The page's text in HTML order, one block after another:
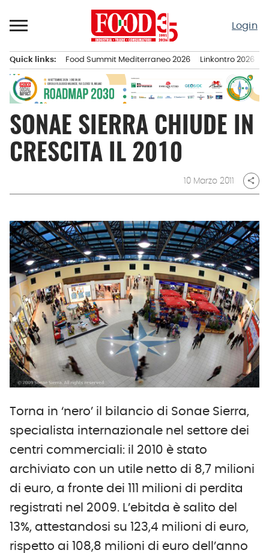
al
Login
principale
Quick links: Food Summit Mediterraneo 2026 Linkontro 2026
SONAE SIERRA CHIUDE IN
CRESCITA IL 2010
10 Marzo 2011 share
Torna in ‘nero’ il bilancio di Sonae Sierra,
specialista internazionale nel settore dei
centri commerciali: il 2010 è stato
archiviato con un utile netto di 8,7 milioni
di euro, a fronte dei 111 milioni di perdita
registrati nel 2009. L’ebitda è salito del
13%, attestandosi su 123,4 milioni di euro,
rispetto ai 108,8 milioni di euro dell’anno